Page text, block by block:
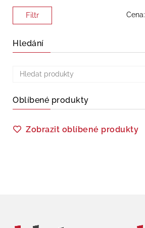
Minimální
Maximální
Filtr Cena:
Hledání
Oblíbené produkty
Zobrazit oblíbené produkty